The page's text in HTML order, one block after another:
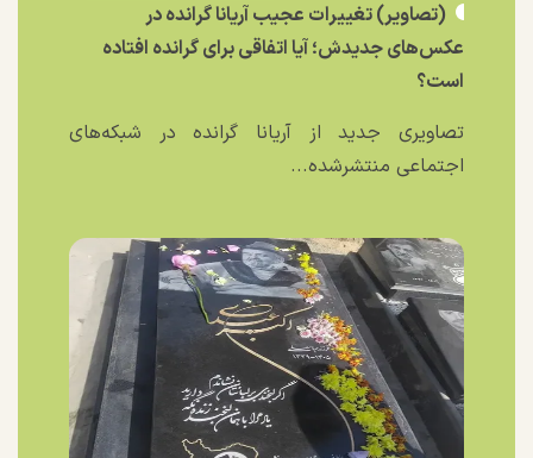
(تصاویر) تغییرات عجیب آریانا گرانده در
عکس‌های جدیدش؛ آیا اتفاقی برای گرانده افتاده
است؟
تصاویری جدید از آریانا گرانده در شبکه‌های
اجتماعی منتشرشده...